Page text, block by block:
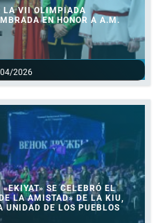
2026
LA VII OLIMPIADA
EN HONOR A A.M.
SE CELEBRÓ EL
LA AMISTAD» DE LA KIU,
UNIDAD DE LOS PUEBLOS